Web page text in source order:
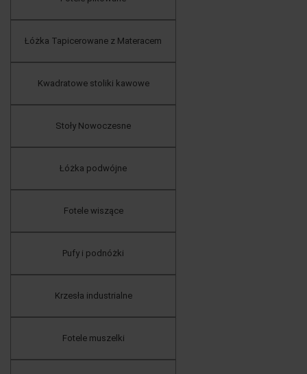
Łóżka Tapicerowane z Materacem
Kwadratowe stoliki kawowe
Stoły Nowoczesne
Łóżka podwójne
Fotele wiszące
Pufy i podnóżki
Krzesła industrialne
Fotele muszelki